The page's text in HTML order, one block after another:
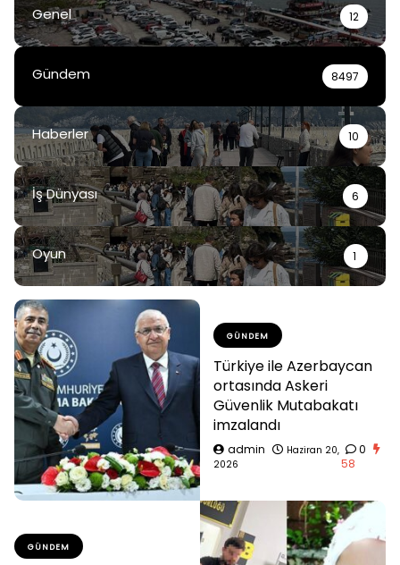
Genel 12
Gündem 8497
Haberler 10
İş Dünyası 6
Oyun 1
GÜNDEM
Türkiye ile Azerbaycan
ortasında Askeri
Güvenlik Mutabakatı
imzalandı
admin
Haziran 20,
2026
0
58
GÜNDEM